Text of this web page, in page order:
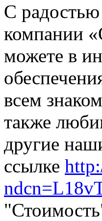
С
компании
можете в
всем
также
другие
ссылке